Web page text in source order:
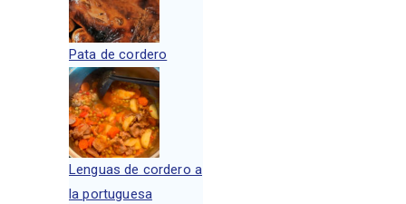
Pata de cordero
Lenguas de cordero a
la portuguesa